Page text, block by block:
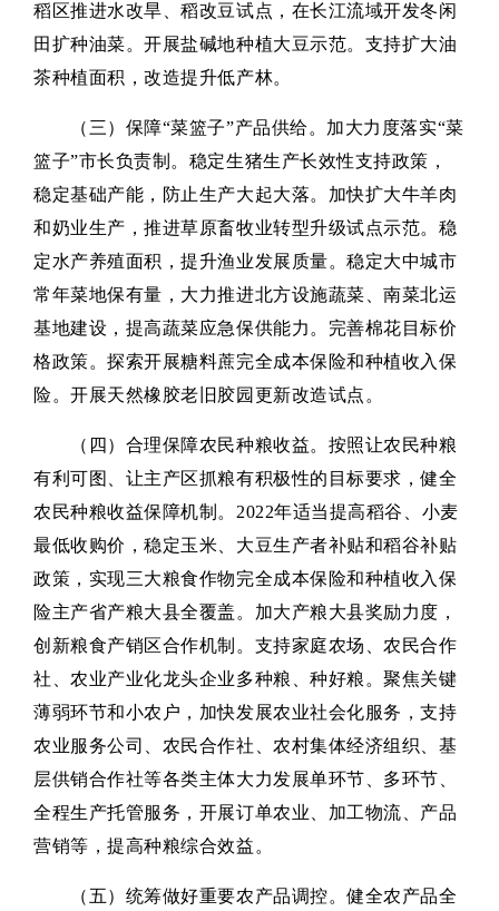
稻区推进水改旱、稻改豆试点，在长江流域开发冬闲
田扩种油菜。开展盐碱地种植大豆示范。支持扩大油
茶种植面积，改造提升低产林。
（三）保障“菜篮子”产品供给。加大力度落实“菜
篮子”市长负责制。稳定生猪生产长效性支持政策，
稳定基础产能，防止生产大起大落。加快扩大牛羊肉
和奶业生产，推进草原畜牧业转型升级试点示范。稳
定水产养殖面积，提升渔业发展质量。稳定大中城市
常年菜地保有量，大力推进北方设施蔬菜、南菜北运
基地建设，提高蔬菜应急保供能力。完善棉花目标价
格政策。探索开展糖料蔗完全成本保险和种植收入保
险。开展天然橡胶老旧胶园更新改造试点。
（四）合理保障农民种粮收益。按照让农民种粮
有利可图、让主产区抓粮有积极性的目标要求，健全
农民种粮收益保障机制。2022年适当提高稻谷、小麦
最低收购价，稳定玉米、大豆生产者补贴和稻谷补贴
政策，实现三大粮食作物完全成本保险和种植收入保
险主产省产粮大县全覆盖。加大产粮大县奖励力度，
创新粮食产销区合作机制。支持家庭农场、农民合作
社、农业产业化龙头企业多种粮、种好粮。聚焦关键
薄弱环节和小农户，加快发展农业社会化服务，支持
农业服务公司、农民合作社、农村集体经济组织、基
层供销合作社等各类主体大力发展单环节、多环节、
全程生产托管服务，开展订单农业、加工物流、产品
营销等，提高种粮综合效益。
（五）统筹做好重要农产品调控。健全农产品全